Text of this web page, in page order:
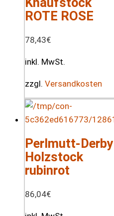
ROTE ROSE
78,43€
inkl. MwSt.
zzgl. Versandkosten
Perlmutt-Derby
Holzstock
rubinrot
86,04€